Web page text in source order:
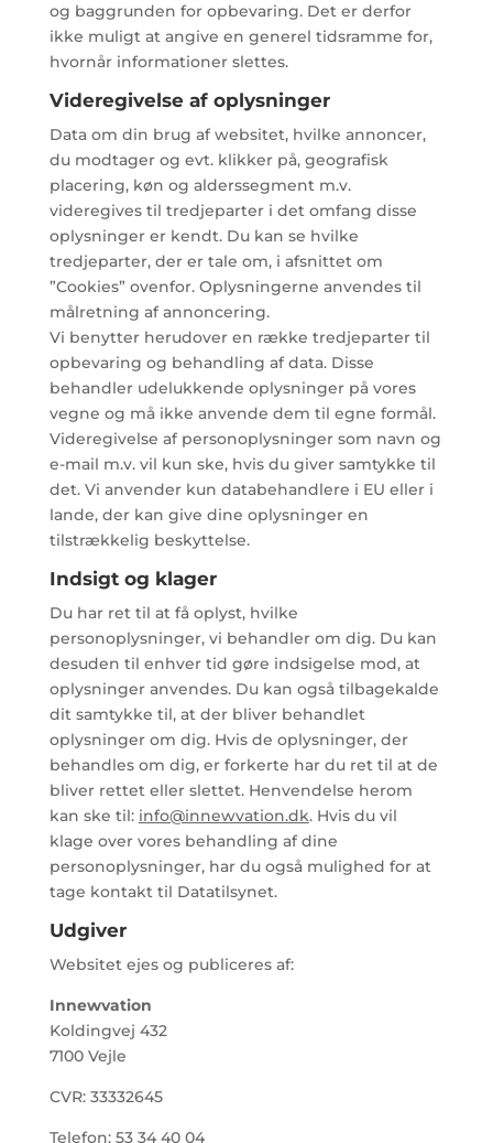
og baggrunden for opbevaring. Det er derfor
ikke muligt at angive en generel tidsramme for,
hvornår informationer slettes.
Videregivelse af oplysninger
Data om din brug af websitet, hvilke annoncer,
du modtager og evt. klikker på, geografisk
placering, køn og alderssegment m.v.
videregives til tredjeparter i det omfang disse
oplysninger er kendt. Du kan se hvilke
tredjeparter, der er tale om, i afsnittet om
”Cookies” ovenfor. Oplysningerne anvendes til
målretning af annoncering.
Vi benytter herudover en række tredjeparter til
opbevaring og behandling af data. Disse
behandler udelukkende oplysninger på vores
vegne og må ikke anvende dem til egne formål.
Videregivelse af personoplysninger som navn og
e-mail m.v. vil kun ske, hvis du giver samtykke til
det. Vi anvender kun databehandlere i EU eller i
lande, der kan give dine oplysninger en
tilstrækkelig beskyttelse.
Indsigt og klager
Du har ret til at få oplyst, hvilke
personoplysninger, vi behandler om dig. Du kan
desuden til enhver tid gøre indsigelse mod, at
oplysninger anvendes. Du kan også tilbagekalde
dit samtykke til, at der bliver behandlet
oplysninger om dig. Hvis de oplysninger, der
behandles om dig, er forkerte har du ret til at de
bliver rettet eller slettet. Henvendelse herom
kan ske til: info@innewvation.dk. Hvis du vil
klage over vores behandling af dine
personoplysninger, har du også mulighed for at
tage kontakt til Datatilsynet.
Udgiver
Websitet ejes og publiceres af:
Innewvation
Koldingvej 432
7100 Vejle
CVR: 33332645
Telefon: 53 34 40 04